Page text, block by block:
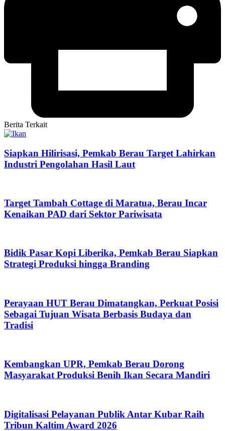
Berita Terkait
Siapkan Hilirisasi, Pemkab Berau Target Lahirkan
Industri Pengolahan Hasil Laut
Target Tambah Cottage di Maratua, Berau Incar
Kenaikan PAD dari Sektor Pariwisata
Bidik Pasar Kopi Liberika, Pemkab Berau Siapkan
Strategi Produksi hingga Branding
Perayaan HUT Berau Dimatangkan, Perkuat Posisi
Sebagai Tujuan Wisata Berbasis Budaya dan
Tradisi
Kembangkan UPR, Pemkab Berau Dorong
Masyarakat Produksi Benih Ikan Secara Mandiri
Digitalisasi Pelayanan Publik Antar Kubar Raih
Tribun Kaltim Award 2026